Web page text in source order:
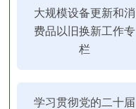
大规模设备更新和消
费品以旧换新工作专
栏
学习贯彻党的二十届